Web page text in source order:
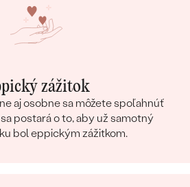
zážitok
aj osobne sa môžete spoľahnúť
postará o to, aby už samotný
bol eppickým zážitkom.